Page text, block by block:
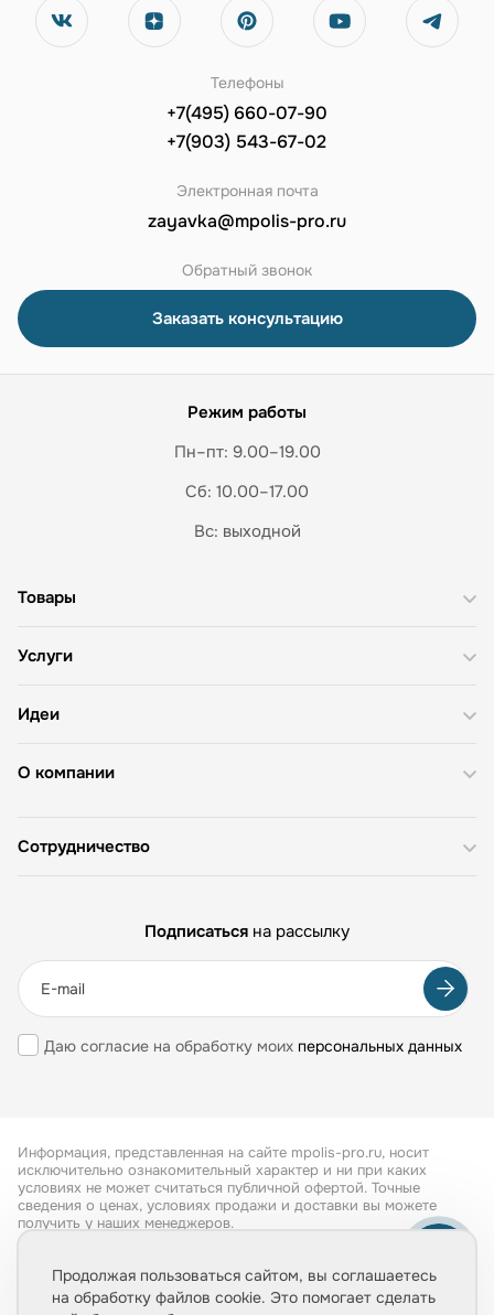
Телефоны
+7(495) 660-07-90
+7(903) 543-67-02
Электронная почта
zayavka@mpolis-pro.ru
Обратный звонок
Заказать консультацию
Режим работы
Пн–пт: 9.00–19.00
Сб: 10.00–17.00
Вс: выходной
О компании
Товары
Услуги
Идеи
Сотрудничество
Подписаться на рассылку
Даю согласие на обработку моих персональных данных
Информация, представленная на сайте mpolis-pro.ru, носит
исключительно ознакомительный характер и ни при каких
условиях не может считаться публичной офертой. Точные
сведения о ценах, условиях продажи и доставки вы можете
получить у наших менеджеров.
Обработка персональных данных
Продолжая пользоваться сайтом, вы соглашаетесь
на обработку файлов cookie. Это помогает сделать